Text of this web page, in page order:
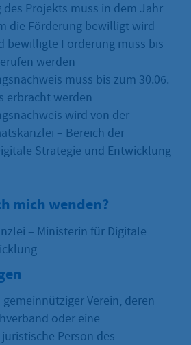
des Projekts muss in dem Jahr
die Förderung bewilligt wird
bewilligte Förderung muss bis
werden
muss bis zum 30.06.
erbracht werden
wird von der
– Bereich der
Strategie und Entwicklung
mich wenden?
– Ministerin für Digitale
Verein, deren
oder eine
Person des